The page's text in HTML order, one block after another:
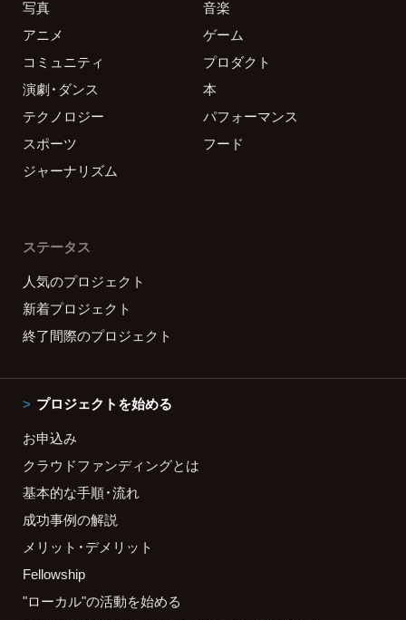
写真
音楽
アニメ
ゲーム
コミュニティ
プロダクト
演劇・ダンス
本
テクノロジー
パフォーマンス
スポーツ
フード
ジャーナリズム
ステータス
人気のプロジェクト
新着プロジェクト
終了間際のプロジェクト
プロジェクトを始める
お申込み
クラウドファンディングとは
基本的な手順・流れ
成功事例の解説
メリット・デメリット
Fellowship
"ローカル"の活動を始める